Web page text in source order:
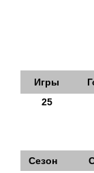
Игры
25
Сезон